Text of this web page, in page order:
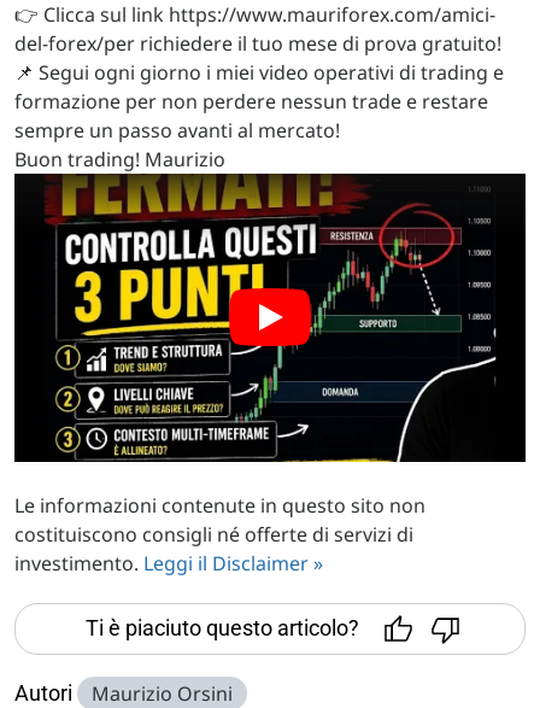
👉 Clicca sul link https://www.mauriforex.com/amici-
del-forex/per richiedere il tuo mese di prova gratuito!
📌 Segui ogni giorno i miei video operativi di trading e
formazione per non perdere nessun trade e restare
sempre un passo avanti al mercato!
Buon trading! Maurizio
Le informazioni contenute in questo sito non
costituiscono consigli né offerte di servizi di
investimento. Leggi il Disclaimer »
Ti è piaciuto questo articolo?
Autori Maurizio Orsini